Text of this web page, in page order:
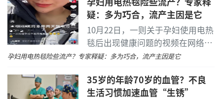
疑：多为巧合，流产主因是它
10月22日，一则关于孕妇使用电热
毯后出现健康问题的视频在网络上
引发关注。
孕妇用电热毯险些流产？专家释疑：多为巧合，流产主因是它
35岁的年龄70岁的血管？不良
生活习惯加速血管“生锈”